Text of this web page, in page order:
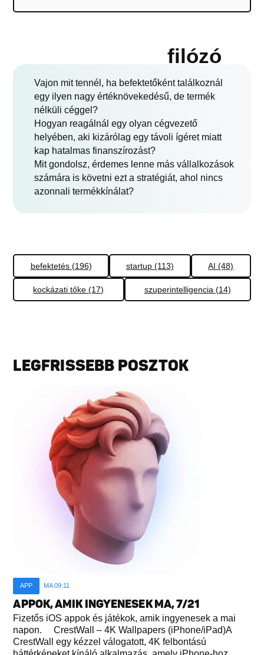
filózó
Vajon mit tennél, ha befektetőként találkoznál
egy ilyen nagy értéknövekedésű, de termék
nélküli céggel?
Hogyan reagálnál egy olyan cégvezető
helyében, aki kizárólag egy távoli ígéret miatt
kap hatalmas finanszírozást?
Mit gondolsz, érdemes lenne más vállalkozások
számára is követni ezt a stratégiát, ahol nincs
azonnali termékkínálat?
befektetés (196) startup (113) AI (48)
kockázati tőke (17) szuperintelligencia (14)
LEGFRISSEBB POSZTOK
APP MA 09:11
APPOK, AMIK INGYENESEK MA, 7/21
Fizetős iOS appok és játékok, amik ingyenesek a mai
napon. CrestWall – 4K Wallpapers (iPhone/iPad)A
CrestWall egy kézzel válogatott, 4K felbontású